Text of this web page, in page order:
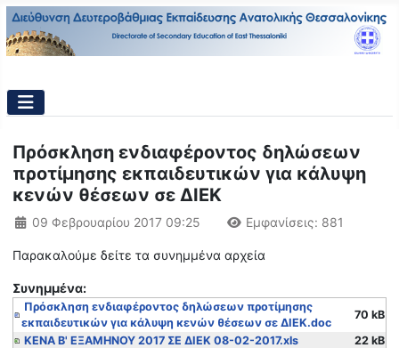
Πρόσκληση ενδιαφέροντος δηλώσεων
προτίμησης εκπαιδευτικών για κάλυψη
κενών θέσεων σε ΔΙΕΚ
Λεπτομέρειες
09 Φεβρουαρίου 2017 09:25 Εμφανίσεις: 881
Παρακαλούμε δείτε τα συνημμένα αρχεία
Συνημμένα:
Πρόσκληση ενδιαφέροντος δηλώσεων προτίμησης
εκπαιδευτικών για κάλυψη κενών θέσεων σε ΔΙΕΚ.doc
70 kB
ΚΕΝΑ Β' ΕΞΑΜΗΝΟΥ 2017 ΣΕ ΔΙΕΚ 08-02-2017.xls
22 kB